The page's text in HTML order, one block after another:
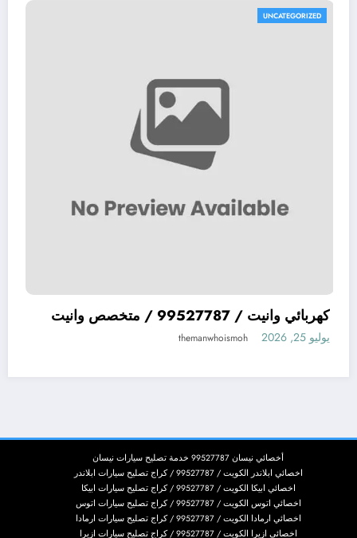
كهربائي وانيت / 99527787 / متخصص وانيت
ميكانيكي سيارات يابانية JAPAN افضل ميكيانيكي
أخصائي نيسان 99527787 خدمة تصليح سيارات نيسان
اخصائي ابلاندر الكويت / 99527787 / كراج تصليح سيارات ابلاندر
اخصائي ابيكا الكويت / 99527787 / كراج تصليح سيارات ابيكا
اخصائي اتوس الكويت / 99527787 / كراج تصليح سيارات اتوس
اخصائي ارمادا الكويت / 99527787 / كراج تصليح سيارات ارمادا